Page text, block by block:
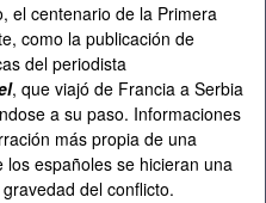
el centenario de la Primera
como la publicación de
del periodista
, que viajó de Francia a Serbia
a su paso. Informaciones
más propia de una
españoles se hicieran una
del conflicto.